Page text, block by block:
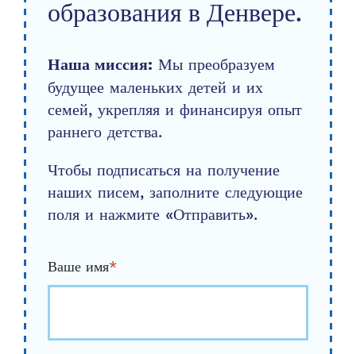
образования в Денвере.
Наша миссия: Мы преобразуем
будущее маленьких детей и их
семей, укрепляя и финансируя опыт
раннего детства.
Чтобы подписаться на получение
наших писем, заполните следующие
поля и нажмите «Отправить».
Ваше имя*